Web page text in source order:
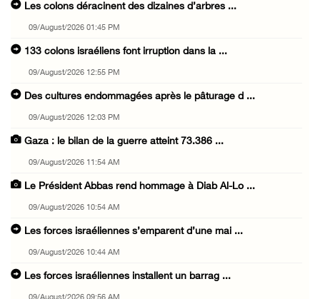
Les colons déracinent des dizaines d’arbres ...
09/August/2026 01:45 PM
133 colons israéliens font irruption dans la ...
09/August/2026 12:55 PM
Des cultures endommagées après le pâturage d ...
09/August/2026 12:03 PM
Gaza : le bilan de la guerre atteint 73.386 ...
09/August/2026 11:54 AM
Le Président Abbas rend hommage à Diab Al-Lo ...
09/August/2026 10:54 AM
Les forces israéliennes s’emparent d’une mai ...
09/August/2026 10:44 AM
Les forces israéliennes installent un barrag ...